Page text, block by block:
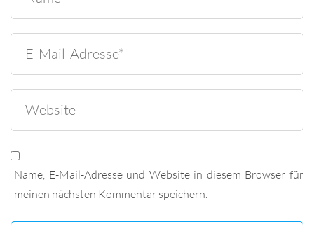
Name, E-Mail-Adresse und Website in diesem Browser für
meinen nächsten Kommentar speichern.